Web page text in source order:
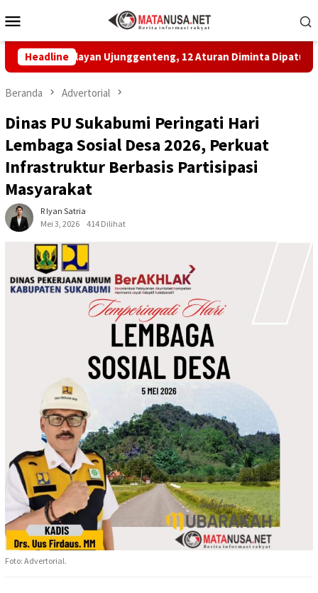
ke
Mobile
Headline
Nelayan Ujunggenteng, 12 Aturan Diminta Dipatuhi
Beranda Advertorial
Dinas PU Sukabumi Peringati Hari
Lembaga Sosial Desa 2026, Perkuat
Infrastruktur Berbasis Partisipasi
Masyarakat
R Iyan Satria
Mei 3, 2026
414 Dilihat
Foto: Advertorial.